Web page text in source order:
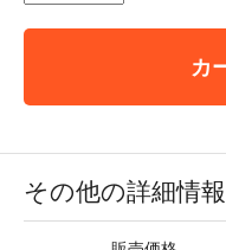
カ
その他の詳細情報